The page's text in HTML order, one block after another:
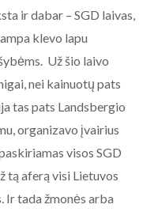
ir dabar – SGD laivas,
klevo lapu
Už šio laivo
nei kainuotų pats
tas pats Landsbergio
organizavo įvairius
visos SGD
tą aferą visi Lietuvos
Ir tada žmonės arba